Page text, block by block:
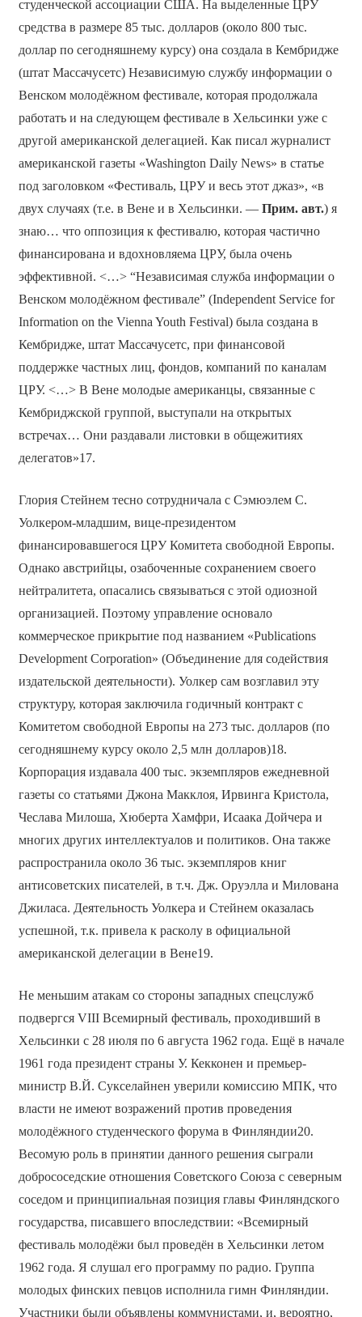
студенческой ассоциации США. На выделенные ЦРУ
средства в размере 85 тыс. долларов (около 800 тыс.
доллар по сегодняшнему курсу) она создала в Кембридже
(штат Массачусетс) Независимую службу информации о
Венском молодёжном фестивале, которая продолжала
работать и на следующем фестивале в Хельсинки уже с
другой американской делегацией. Как писал журналист
американской газеты «Washington Daily News» в статье
под заголовком «Фестиваль, ЦРУ и весь этот джаз», «в
двух случаях (т.е. в Вене и в Хельсинки. — Прим. авт.) я
знаю… что оппозиция к фестивалю, которая частично
финансирована и вдохновляема ЦРУ, была очень
эффективной. <…> “Независимая служба информации о
Венском молодёжном фестивале” (Independent Service for
Information on the Vienna Youth Festival) была создана в
Кембридже, штат Массачусетс, при финансовой
поддержке частных лиц, фондов, компаний по каналам
ЦРУ. <…> В Вене молодые американцы, связанные с
Кембриджской группой, выступали на открытых
встречах… Они раздавали листовки в общежитиях
делегатов»17.
Глория Стейнем тесно сотрудничала с Сэмюэлем С.
Уолкером-младшим, вице-президентом
финансировавшегося ЦРУ Комитета свободной Европы.
Однако австрийцы, озабоченные сохранением своего
нейтралитета, опасались связываться с этой одиозной
организацией. Поэтому управление основало
коммерческое прикрытие под названием «Publications
Development Corporation» (Объединение для содействия
издательской деятельности). Уолкер сам возглавил эту
структуру, которая заключила годичный контракт с
Комитетом свободной Европы на 273 тыс. долларов (по
сегодняшнему курсу около 2,5 млн долларов)18.
Корпорация издавала 400 тыс. экземпляров ежедневной
газеты со статьями Джона Макклоя, Ирвинга Кристола,
Чеслава Милоша, Хюберта Хамфри, Исаака Дойчера и
многих других интеллектуалов и политиков. Она также
распространила около 36 тыс. экземпляров книг
антисоветских писателей, в т.ч. Дж. Оруэлла и Милована
Джиласа. Деятельность Уолкера и Стейнем оказалась
успешной, т.к. привела к расколу в официальной
американской делегации в Вене19.
Не меньшим атакам со стороны западных спецслужб
подвергся VIII Всемирный фестиваль, проходивший в
Хельсинки с 28 июля по 6 августа 1962 года. Ещё в начале
1961 года президент страны У. Кекконен и премьер-
министр В.Й. Сукселайнен уверили комиссию МПК, что
власти не имеют возражений против проведения
молодёжного студенческого форума в Финляндии20.
Весомую роль в принятии данного решения сыграли
добрососедские отношения Советского Союза с северным
соседом и принципиальная позиция главы Финляндского
государства, писавшего впоследствии: «Всемирный
фестиваль молодёжи был проведён в Хельсинки летом
1962 года. Я слушал его программу по радио. Группа
молодых финских певцов исполнила гимн Финляндии.
Участники были объявлены коммунистами, и, вероятно,